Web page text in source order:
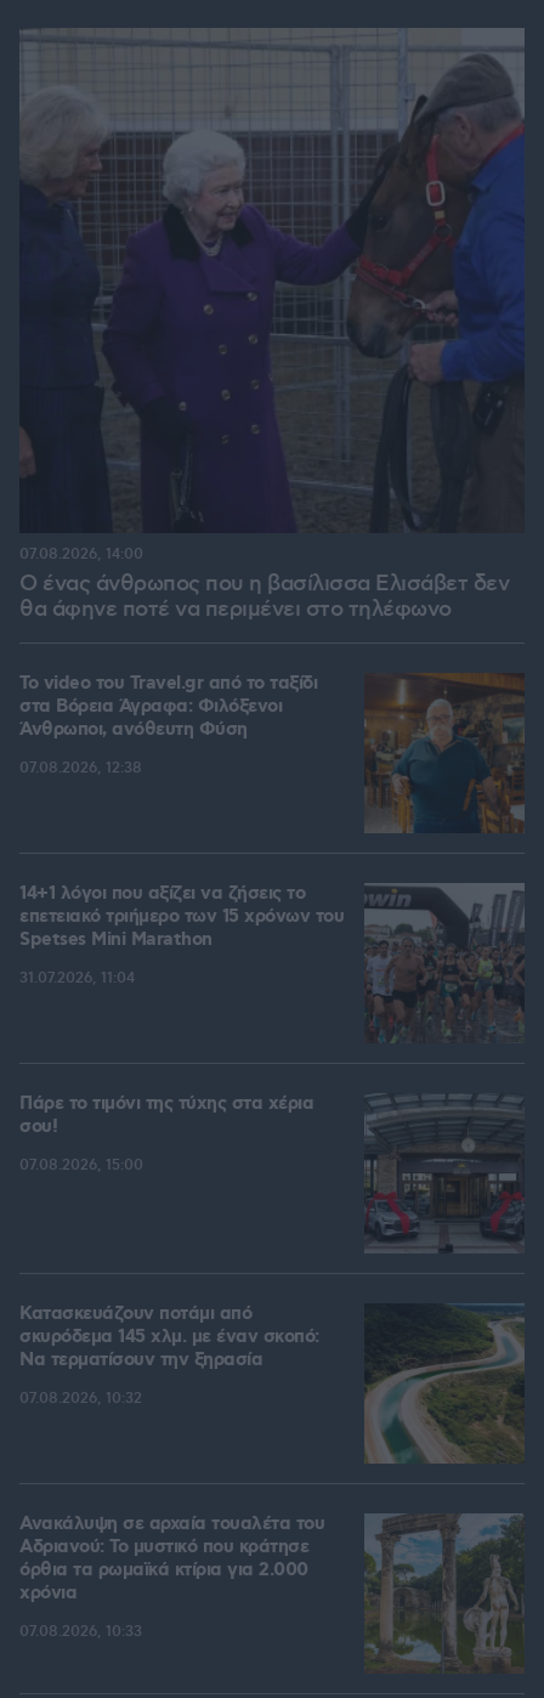
Ο ένας άνθρωπος που η βασίλισσα Ελισάβετ δεν
θα άφηνε ποτέ να περιμένει στο τηλέφωνο
07.08.2026, 14:00
To video του Travel.gr από το ταξίδι
στα Βόρεια Άγραφα: Φιλόξενοι
Άνθρωποι, ανόθευτη Φύση
07.08.2026, 12:38
14+1 λόγοι που αξίζει να ζήσεις το
επετειακό τριήμερο των 15 χρόνων του
Spetses Mini Marathon
31.07.2026, 11:04
Πάρε το τιμόνι της τύχης στα χέρια
σου!
07.08.2026, 15:00
Κατασκευάζουν ποτάμι από
σκυρόδεμα 145 χλμ. με έναν σκοπό:
Να τερματίσουν την ξηρασία
07.08.2026, 10:32
Ανακάλυψη σε αρχαία τουαλέτα του
Αδριανού: Το μυστικό που κράτησε
όρθια τα ρωμαϊκά κτίρια για 2.000
χρόνια
07.08.2026, 10:33